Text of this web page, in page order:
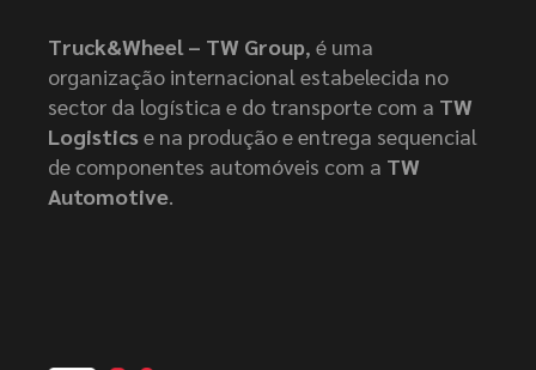
Truck&Wheel – TW Group, é uma
organização internacional estabelecida no
sector da logística e do transporte com a TW
Logisticse na produção e entrega sequencial
de componentes automóveis com a TW
Automotive.